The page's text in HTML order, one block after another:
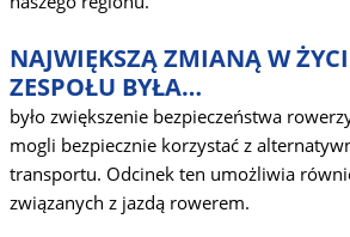
NAJWIĘKSZĄ ZMIANĄ W
ZESPOŁU BYŁA…
było zwiększenie bezpieczeństwa
mogli bezpiecznie korzystać z
transportu. Odcinek ten umożliwia
związanych z jazdą rowerem.